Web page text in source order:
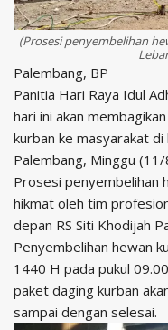
(Prosesi penyembelihan
Palembang, BP
Panitia Hari Raya Idul
hari ini akan
kurban ke masyarakat
Palembang, Minggu (11/
Prosesi penyembelihan
hikmat oleh tim
depan RS Siti Khodijah
Penyembelihan hewan
1440 H pada pukul
paket daging kurban
sampai dengan selesai.